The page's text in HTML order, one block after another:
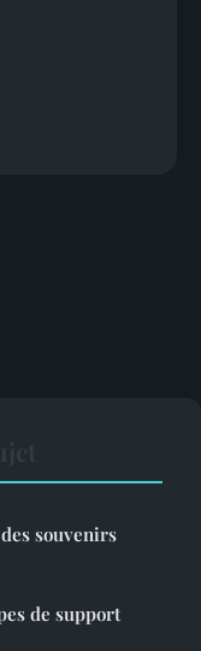
souvenirs
de support